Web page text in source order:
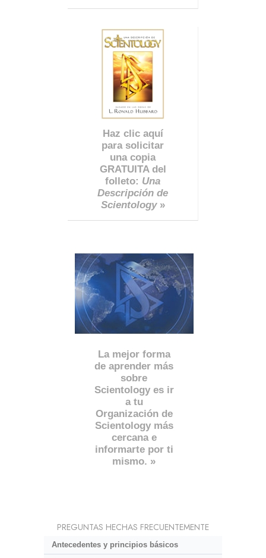
Haz clic aquí
para solicitar
una copia
GRATUITA del
folleto: Una
Descripción de
Scientology»
La mejor forma
de aprender más
sobre
Scientology es ir
a tu
Organización de
Scientology más
cercana e
informarte por ti
mismo. »
PREGUNTAS HECHAS FRECUENTEMENTE
Antecedentes y principios básicos